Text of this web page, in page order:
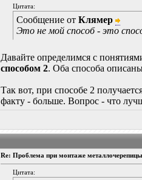
Цитата:
Сообщение отКлямер
Это не мой способ - это
Давайте определимся с
способом 2. Оба способа
Так вот, при способе 2
факту - больше. Вопрос - что
Re: Проблема при монтаже металлочерепицы
Цитата: